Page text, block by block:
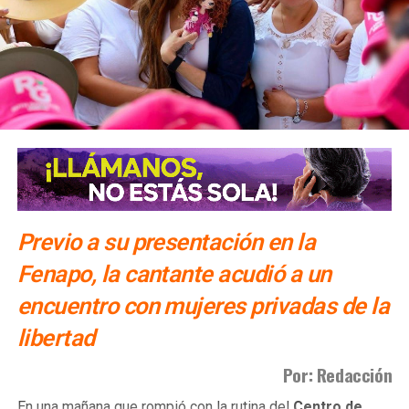
SIGUIENTE
Empresarios piden incremento de seguridad en
plazas comerciales de SLP
NO TE PIERDAS
Verde impugnará prorroga a la concesión de Vigue
Previo a su presentación en la
Fenapo, la cantante acudió a un
encuentro con mujeres privadas de la
libertad
Por: Redacción